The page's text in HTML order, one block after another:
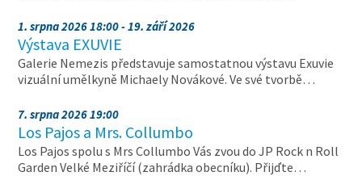
1. srpna 2026 18:00 - 19. září 2026
Výstava EXUVIE
Galerie Nemezis představuje samostatnou výstavu Exuvie
vizuální umělkyně Michaely Novákové. Ve své tvorbě…
7. srpna 2026 19:00
Los Pajos a Mrs. Collumbo
Los Pajos spolu s Mrs Collumbo Vás zvou do JP Rock n Roll
Garden Velké Meziříčí (zahrádka obecníku). Přijďte…